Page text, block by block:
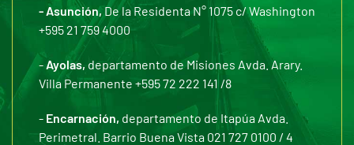
- Asunción,De la Residenta N° 1075 c/ Washington
+595 21 759 4000
-Ayolas, departamento de Misiones Avda. Arary.
Villa Permanente +595 72 222 141 /8
- Encarnación, departamento de Itapúa Avda.
Perimetral. Barrio Buena Vista 021 727 0100 / 4